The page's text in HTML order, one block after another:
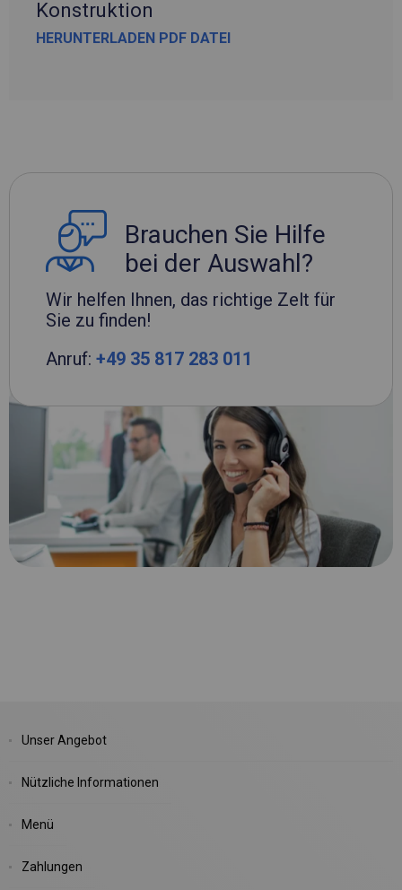
Konstruktion
HERUNTERLADEN PDF DATEI
Brauchen Sie Hilfe
bei der Auswahl?
Wir helfen Ihnen, das richtige Zelt für
Sie zu finden!
Anruf: +49 35 817 283 011
Unser Angebot
Nützliche Informationen
Menü
Zahlungen